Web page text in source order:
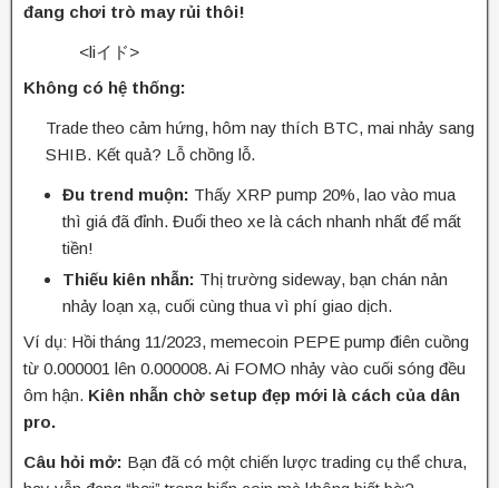
đang chơi trò may rủi thôi!
<liイド>
Không có hệ thống:
Trade theo cảm hứng, hôm nay thích BTC, mai nhảy sang
SHIB. Kết quả? Lỗ chồng lỗ.
Đu trend muộn: Thấy XRP pump 20%, lao vào mua
thì giá đã đỉnh. Đuổi theo xe là cách nhanh nhất để mất
tiền!
Thiếu kiên nhẫn: Thị trường sideway, bạn chán nản
nhảy loạn xạ, cuối cùng thua vì phí giao dịch.
Ví dụ: Hồi tháng 11/2023, memecoin PEPE pump điên cuồng
từ 0.000001 lên 0.000008. Ai FOMO nhảy vào cuối sóng đều
ôm hận. Kiên nhẫn chờ setup đẹp mới là cách của dân
pro.
Câu hỏi mở: Bạn đã có một chiến lược trading cụ thể chưa,